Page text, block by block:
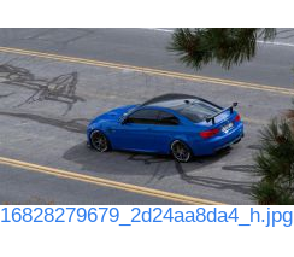
16828279679_2d24aa8da4_h.jpg